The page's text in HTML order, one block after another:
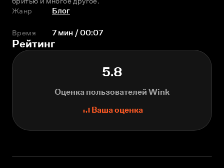
Жанр
Блог
Время 7 мин / 00:07
Рейтинг
5.8
Оценка пользователей Wink
Ваша оценка